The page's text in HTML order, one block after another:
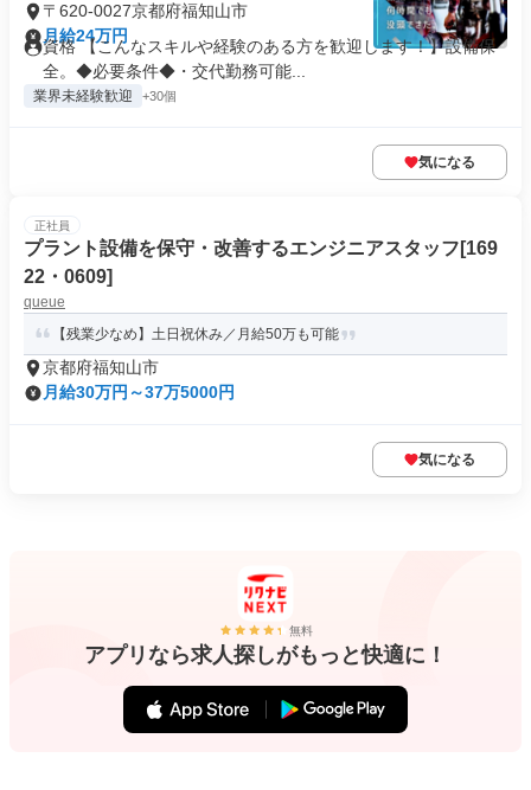
〒620-0027京都府福知山市
月給24万円
資格 【こんなスキルや経験のある方を歓迎します！】設備保
全。◆必要条件◆・交代勤務可能...
業界未経験歓迎 +30個
気になる
正社員
プラント設備を保守・改善するエンジニアスタッフ[169
22・0609]
queue
【残業少なめ】土日祝休み／月給50万も可能
京都府福知山市
月給30万円～37万5000円
気になる
無料
アプリなら求人探しがもっと快適に！